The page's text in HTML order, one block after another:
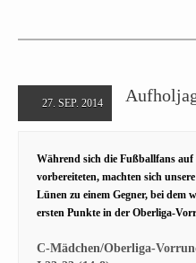
27. SEP. 2014
Während sich die Fußballfans
vorbereiteten, machten sich
Lünen zu einem Gegner, bei dem
ersten Punkte in der Oberliga-
C-Mädchen/Oberliga-